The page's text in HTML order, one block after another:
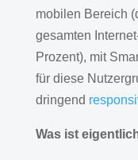
mobilen Bereich
gesamten
Prozent), mit
für diese
dringend
Was ist